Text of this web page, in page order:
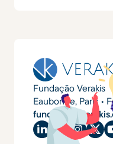
Fundação Verakis
Eaubonne, Paris •